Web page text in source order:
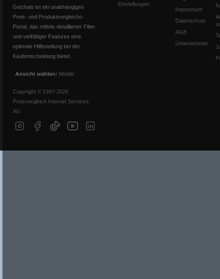
Geizhals ist ein unabhängiges
Preis- und Produktvergleichs-
Portal, das mittels detaillierter Filter
und vielfältiger Features eine
optimale Hilfestellung bei der
Kaufentscheidung bietet.
Ansicht wählen: Mobile
Copyright © 1997-2026
Preisvergleich Internet Services
AG
Einstellungen
Impressum
Datenschutz
AGB
Unternehmen